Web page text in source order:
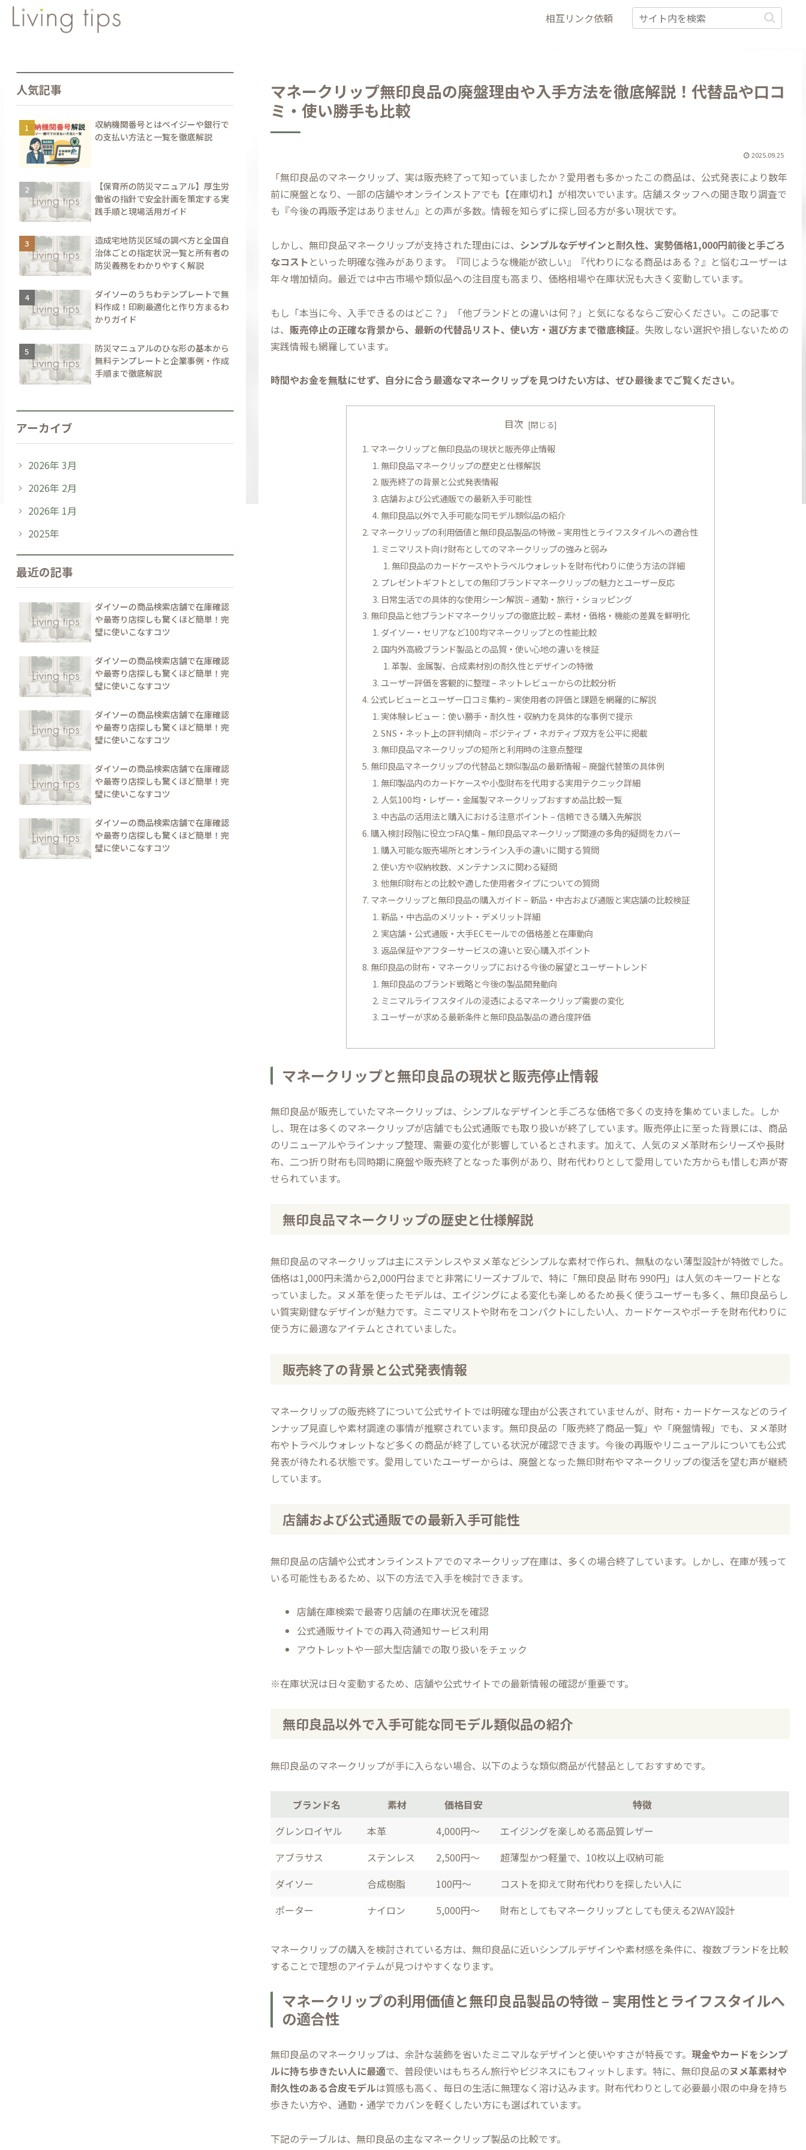
相互リンク依頼
マネークリップ無印良品の廃盤理由や入手方法を徹底解説！代替品や口コ
ミ・使い勝手も比較
2025.09.25
「無印良品のマネークリップ、実は販売終了って知っていましたか？愛用者も多かったこの商品は、公式発表により数年
前に廃盤となり、一部の店舗やオンラインストアでも【在庫切れ】が相次いでいます。店舗スタッフへの聞き取り調査で
も『今後の再販予定はありません』との声が多数。情報を知らずに探し回る方が多い現状です。
しかし、無印良品マネークリップが支持された理由には、 シンプルなデザインと耐久性、実勢価格1,000円前後と手ごろ
なコスト といった明確な強みがあります。『同じような機能が欲しい』『代わりになる商品はある？』と悩むユーザーは
年々増加傾向。最近では中古市場や類似品への注目度も高まり、価格相場や在庫状況も大きく変動しています。
もし「本当に今、入手できるのはどこ？」「他ブランドとの違いは何？」と気になるならご安心ください。この記事で
は、 販売停止の正確な背景から、最新の代替品リスト、使い方・選び方まで徹底検証。失敗しない選択や損しないための
実践情報も網羅しています。
時間やお金を無駄にせず、自分に合う最適なマネークリップを見つけたい方は、ぜひ最後までご覧ください。
目次
マネークリップと無印良品の現状と販売停止情報
無印良品マネークリップの歴史と仕様解説
販売終了の背景と公式発表情報
店舗および公式通販での最新入手可能性
無印良品以外で入手可能な同モデル類似品の紹介
マネークリップの利用価値と無印良品製品の特徴 – 実用性とライフスタイルへの適合性
ミニマリスト向け財布としてのマネークリップの強みと弱み
無印良品のカードケースやトラベルウォレットを財布代わりに使う方法の詳細
プレゼントギフトとしての無印ブランドマネークリップの魅力とユーザー反応
日常生活での具体的な使用シーン解説 – 通勤・旅行・ショッピング
無印良品と他ブランドマネークリップの徹底比較 – 素材・価格・機能の差異を鮮明化
ダイソー・セリアなど100均マネークリップとの性能比較
国内外高級ブランド製品との品質・使い心地の違いを検証
革製、金属製、合成素材別の耐久性とデザインの特徴
ユーザー評価を客観的に整理 – ネットレビューからの比較分析
公式レビューとユーザー口コミ集約 – 実使用者の評価と課題を網羅的に解説
実体験レビュー：使い勝手・耐久性・収納力を具体的な事例で提示
SNS・ネット上の評判傾向 – ポジティブ・ネガティブ双方を公平に掲載
無印良品マネークリップの短所と利用時の注意点整理
無印良品マネークリップの代替品と類似製品の最新情報 – 廃盤代替策の具体例
無印製品内のカードケースや小型財布を代用する実用テクニック詳細
人気100均・レザー・金属製マネークリップおすすめ品比較一覧
中古品の活用法と購入における注意ポイント – 信頼できる購入先解説
購入検討段階に役立つFAQ集 – 無印良品マネークリップ関連の多角的疑問をカバー
購入可能な販売場所とオンライン入手の違いに関する質問
使い方や収納枚数、メンテナンスに関わる疑問
他無印財布との比較や適した使用者タイプについての質問
マネークリップと無印良品の購入ガイド – 新品・中古および通販と実店舗の比較検証
新品・中古品のメリット・デメリット詳細
実店舗・公式通販・大手ECモールでの価格差と在庫動向
返品保証やアフターサービスの違いと安心購入ポイント
無印良品の財布・マネークリップにおける今後の展望とユーザートレンド
無印良品のブランド戦略と今後の製品開発動向
ミニマルライフスタイルの浸透によるマネークリップ需要の変化
ユーザーが求める最新条件と無印良品製品の適合度評価
マネークリップと無印良品の現状と販売停止情報
無印良品が販売していたマネークリップは、シンプルなデザインと手ごろな価格で多くの支持を集めていました。しか
し、現在は多くのマネークリップが店舗でも公式通販でも取り扱いが終了しています。販売停止に至った背景には、商品
のリニューアルやラインナップ整理、需要の変化が影響しているとされます。加えて、人気のヌメ革財布シリーズや長財
布、二つ折り財布も同時期に廃盤や販売終了となった事例があり、財布代わりとして愛用していた方からも惜しむ声が寄
せられています。
無印良品マネークリップの歴史と仕様解説
無印良品のマネークリップは主にステンレスやヌメ革などシンプルな素材で作られ、無駄のない薄型設計が特徴でした。
価格は1,000円未満から2,000円台までと非常にリーズナブルで、特に「無印良品 財布 990円」は人気のキーワードとな
っていました。ヌメ革を使ったモデルは、エイジングによる変化も楽しめるため長く使うユーザーも多く、無印良品らし
い質実剛健なデザインが魅力です。ミニマリストや財布をコンパクトにしたい人、カードケースやポーチを財布代わりに
使う方に最適なアイテムとされていました。
販売終了の背景と公式発表情報
マネークリップの販売終了について公式サイトでは明確な理由が公表されていませんが、財布・カードケースなどのライ
ンナップ見直しや素材調達の事情が推察されています。無印良品の「販売終了商品一覧」や「廃盤情報」でも、ヌメ革財
布やトラベルウォレットなど多くの商品が終了している状況が確認できます。今後の再販やリニューアルについても公式
発表が待たれる状態です。愛用していたユーザーからは、廃盤となった無印財布やマネークリップの復活を望む声が継続
しています。
店舗および公式通販での最新入手可能性
無印良品の店舗や公式オンラインストアでのマネークリップ在庫は、多くの場合終了しています。しかし、在庫が残って
いる可能性もあるため、以下の方法で入手を検討できます。
店舗在庫検索で最寄り店舗の在庫状況を確認
公式通販サイトでの再入荷通知サービス利用
アウトレットや一部大型店舗での取り扱いをチェック
※在庫状況は日々変動するため、店舗や公式サイトでの最新情報の確認が重要です。
無印良品以外で入手可能な同モデル類似品の紹介
無印良品のマネークリップが手に入らない場合、以下のような類似商品が代替品としておすすめです。
ブランド名 素材 価格目安
特徴
グレンロイヤル
本革 4,000円～
エイジングを楽しめる高品質レザー
アブラサス
ステンレス 2,500円～
超薄型かつ軽量で、10枚以上収納可能
ダイソー
合成樹脂 100円～
コストを抑えて財布代わりを探したい人に
ポーター
ナイロン 5,000円～ 財布としてもマネークリップとしても使える2WAY設計
マネークリップの購入を検討されている方は、無印良品に近いシンプルデザインや素材感を条件に、複数ブランドを比較
することで理想のアイテムが見つけやすくなります。
マネークリップの利用価値と無印良品製品の特徴 – 実用性とライフスタイルへ
の適合性
無印良品のマネークリップは、余計な装飾を省いたミニマルなデザインと使いやすさが特長です。現金やカードをシンプ
ルに持ち歩きたい人に最適で、普段使いはもちろん旅行やビジネスにもフィットします。特に、無印良品のヌメ革素材や
耐久性のある合皮モデルは質感も高く、毎日の生活に無理なく溶け込みます。財布代わりとして必要最小限の中身を持ち
歩きたい方や、通勤・通学でカバンを軽くしたい方にも選ばれています。
下記のテーブルは、無印良品の主なマネークリップ製品の比較です。
人気記事
収納機関番号とはペイジーや銀行で
の支払い方法と一覧を徹底解説
【保育所の防災マニュアル】厚生労
働省の指針で安全計画を策定する実
践手順と現場活用ガイド
造成宅地防災区域の調べ方と全国自
治体ごとの指定状況一覧と所有者の
防災義務をわかりやすく解説
ダイソーのうちわテンプレートで無
料作成！印刷最適化と作り方まるわ
かりガイド
防災マニュアルのひな形の基本から
無料テンプレートと企業事例・作成
手順まで徹底解説
アーカイブ
2026年 3月
2026年 2月
2026年 1月
2025年
最近の記事
ダイソーの商品検索店舗で在庫確認
や最寄り店探しも驚くほど簡単！完
璧に使いこなすコツ
ダイソーの商品検索店舗で在庫確認
や最寄り店探しも驚くほど簡単！完
璧に使いこなすコツ
ダイソーの商品検索店舗で在庫確認
や最寄り店探しも驚くほど簡単！完
璧に使いこなすコツ
ダイソーの商品検索店舗で在庫確認
や最寄り店探しも驚くほど簡単！完
璧に使いこなすコツ
ダイソーの商品検索店舗で在庫確認
や最寄り店探しも驚くほど簡単！完
璧に使いこなすコツ